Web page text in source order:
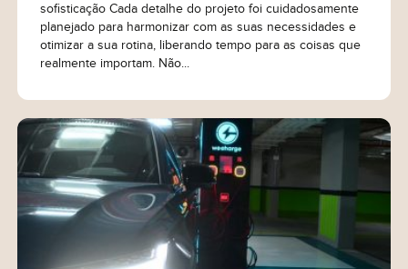
sofisticação Cada detalhe do projeto foi cuidadosamente
planejado para harmonizar com as suas necessidades e
otimizar a sua rotina, liberando tempo para as coisas que
realmente importam. Não...